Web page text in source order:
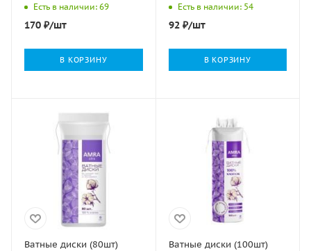
Есть в наличии: 69
170 ₽/шт
В КОРЗИНУ
Есть в наличии: 54
92₽/шт
В КОРЗИНУ
Ватные диски (80шт)
Ватные диски (100шт)